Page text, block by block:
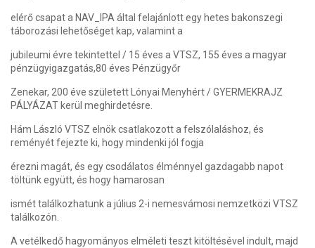
elérő csapat a NAV_IPA által felajánlott egy hetes bakonszegi
táborozási lehetőséget kap, valamint a
jubileumi évre tekintettel / 15 éves a VTSZ, 155 éves a magyar
pénzügyigazgatás,80 éves Pénzügyőr
Zenekar, 200 éve született Lónyai Menyhért / GYERMEKRAJZ
PÁLYÁZAT kerül meghirdetésre.
Hám László VTSZ elnök csatlakozott a felszólaláshoz, és
reményét fejezte ki, hogy mindenki jól fogja
érezni magát, és egy csodálatos élménnyel gazdagabb napot
töltünk együtt, és hogy hamarosan
ismét találkozhatunk a július 2-i nemesvámosi nemzetközi VTSZ
találkozón.
A vetélkedő hagyományos elméleti teszt kitöltésével indult, majd